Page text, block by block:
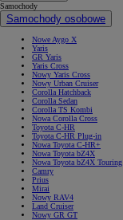
Samochody
Samochody osobowe
Nowe Aygo X
Yaris
GR Yaris
Yaris Cross
Nowy Yaris Cross
Nowy Urban Cruiser
Corolla Hatchback
Corolla Sedan
Corolla TS Kombi
Nowa Corolla Cross
Toyota C-HR
Toyota C-HR Plug-in
Nowa Toyota C-HR+
Nowa Toyota bZ4X
Nowa Toyota bZ4X Touring
Camry
Prius
Mirai
Nowy RAV4
Land Cruiser
Nowy GR GT